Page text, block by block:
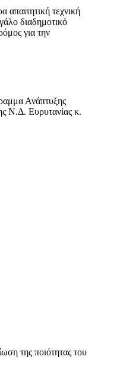
τεχνική
διαδημοτικό
για την
Ανάπτυξης
Ν.Δ. Ευρυτανίας κ.
της ποιότητας του